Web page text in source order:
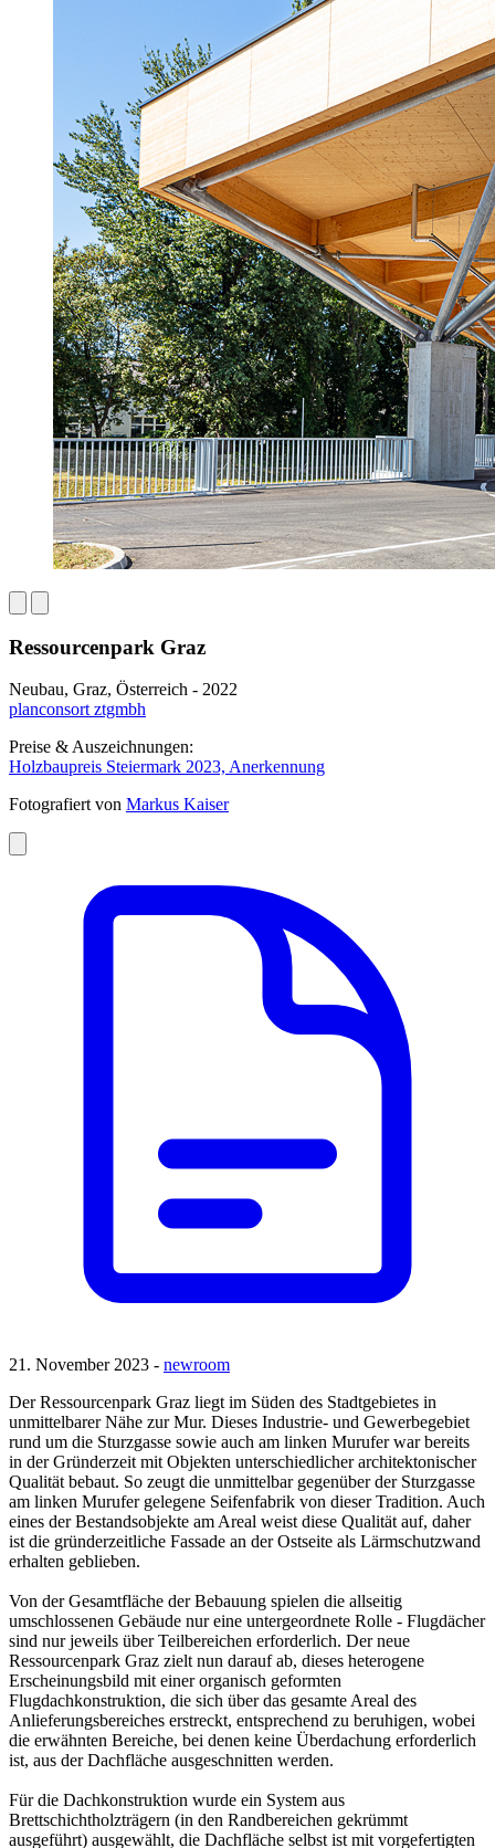
Ressourcenpark Graz
Neubau, Graz, Österreich - 2022
planconsort ztgmbh
Preise & Auszeichnungen:
Holzbaupreis Steiermark 2023, Anerkennung
Fotografiert von Markus Kaiser
21. November 2023 - newroom
Der Ressourcenpark Graz liegt im Süden des Stadtgebietes in
unmittelbarer Nähe zur Mur. Dieses Industrie- und Gewerbegebiet
rund um die Sturzgasse sowie auch am linken Murufer war bereits
in der Gründerzeit mit Objekten unterschiedlicher architektonischer
Qualität bebaut. So zeugt die unmittelbar gegenüber der Sturzgasse
am linken Murufer gelegene Seifenfabrik von dieser Tradition. Auch
eines der Bestandsobjekte am Areal weist diese Qualität auf, daher
ist die gründerzeitliche Fassade an der Ostseite als Lärmschutzwand
erhalten geblieben.
Von der Gesamtfläche der Bebauung spielen die allseitig
umschlossenen Gebäude nur eine untergeordnete Rolle - Flugdächer
sind nur jeweils über Teilbereichen erforderlich. Der neue
Ressourcenpark Graz zielt nun darauf ab, dieses heterogene
Erscheinungsbild mit einer organisch geformten
Flugdachkonstruktion, die sich über das gesamte Areal des
Anlieferungsbereiches erstreckt, entsprechend zu beruhigen, wobei
die erwähnten Bereiche, bei denen keine Überdachung erforderlich
ist, aus der Dachfläche ausgeschnitten werden.
Für die Dachkonstruktion wurde ein System aus
Brettschichtholzträgern (in den Randbereichen gekrümmt
ausgeführt) ausgewählt, die Dachfläche selbst ist mit vorgefertigten